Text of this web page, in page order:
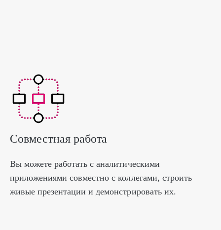
Совместная работа
Вы можете работать с аналитическими
приложениями совместно с коллегами, строить
живые презентации и демонстрировать их.